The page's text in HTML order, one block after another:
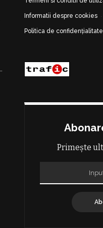
Informatii despre cookies
Politica de confidențialitate
Primește